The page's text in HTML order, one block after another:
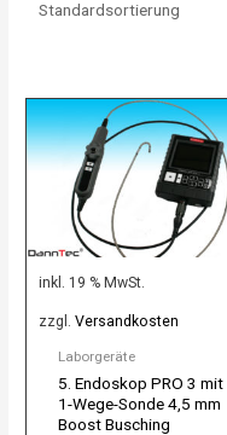
inkl. 19 % MwSt.
zzgl.Versandkosten
Laborgeräte
5. Endoskop PRO 3 mit
1-Wege-Sonde 4,5 mm
Boost Busching